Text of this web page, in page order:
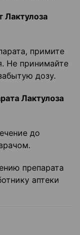
Лактулоза
примите
Не принимайте
дозу.
Лактулоза
до
препарата
аптеки